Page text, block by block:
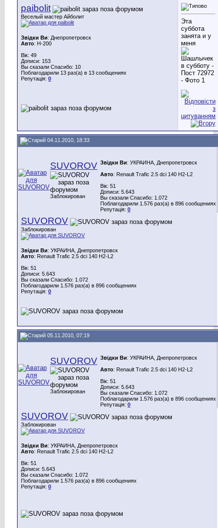
paibolit
Веселый мастер Айболит
Звідки Ви: Днепропетровск
Авто: H-200
Вік: 49
Дописи: 153
Вы сказали Спасибо: 10
Поблагодарили 13 раз(а) в 13 сообщениях
Репутація: 0
Эта
суббота
занята и у
меня
04.11.2010, 18:33
SUVOROV
Заблокирован
Звідки Ви: УКРАИНА, Днепропетровск
Авто: Renault Trafic 2.5 dci 140 H2-L2
Вік: 51
Дописи: 5.643
Вы сказали Спасибо: 1.072
Поблагодарили 1.576 раз(а) в 896 сообщениях
Репутація: 0
SUVOROV
Заблокирован
Звідки Ви: УКРАИНА, Днепропетровск
Авто: Renault Trafic 2.5 dci 140 H2-L2
Вік: 51
Дописи: 5.643
Вы сказали Спасибо: 1.072
Поблагодарили 1.576 раз(а) в 896 сообщениях
Репутація: 0
05.11.2010, 07:19
SUVOROV
Заблокирован
Звідки Ви: УКРАИНА, Днепропетровск
Авто: Renault Trafic 2.5 dci 140 H2-L2
Вік: 51
Дописи: 5.643
Вы сказали Спасибо: 1.072
Поблагодарили 1.576 раз(а) в 896 сообщениях
Репутація: 0
SUVOROV
Заблокирован
Звідки Ви: УКРАИНА, Днепропетровск
Авто: Renault Trafic 2.5 dci 140 H2-L2
Вік: 51
Дописи: 5.643
Вы сказали Спасибо: 1.072
Поблагодарили 1.576 раз(а) в 896 сообщениях
Репутація: 0